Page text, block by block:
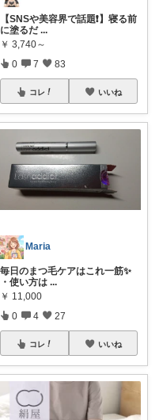
【SNSや美容界で話題❗️】寝る前
に塗るだ ...
￥ 3,740～
0 7 83
コレ いいね
Maria
毎日のまつ毛ケアはこれ一筋✨
・使い方は ...
￥ 11,000
0 4 27
コレ いいね